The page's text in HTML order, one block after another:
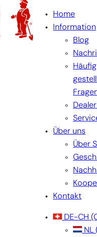
Home
Information
Blog
Häufig
Über uns
Über
Kontakt
DE-CH
NL